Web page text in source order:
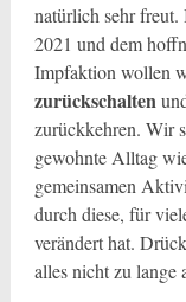
natürlich sehr freut.
2021 und dem
Impfaktion wollen
zurückschalten
zurückkehren. Wir
gewohnte Alltag
gemeinsamen
durch diese, für
verändert hat.
alles nicht zu